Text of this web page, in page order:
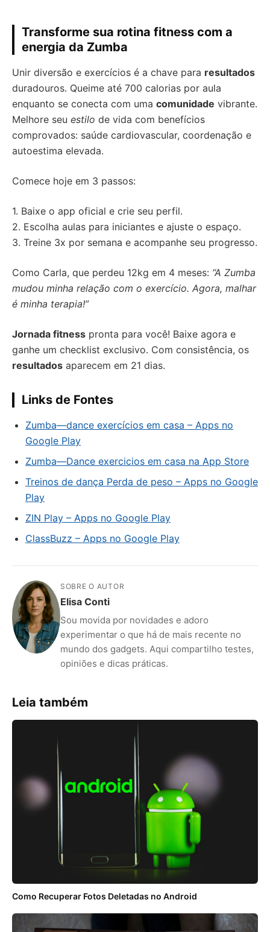
Transforme sua rotina fitness com a
energia da Zumba
Unir diversão e exercícios é a chave para resultados
duradouros. Queime até 700 calorias por aula
enquanto se conecta com uma comunidade vibrante.
Melhore seu estilo de vida com benefícios
comprovados: saúde cardiovascular, coordenação e
autoestima elevada.
Comece hoje em 3 passos:
1. Baixe o app oficial e crie seu perfil.
2. Escolha aulas para iniciantes e ajuste o espaço.
3. Treine 3x por semana e acompanhe seu progresso.
Como Carla, que perdeu 12kg em 4 meses: “A Zumba
mudou minha relação com o exercício. Agora, malhar
é minha terapia!”
Jornada fitness pronta para você! Baixe agora e
ganhe um checklist exclusivo. Com consistência, os
resultados aparecem em 21 dias.
Links de Fontes
Zumba—dance exercícios em casa – Apps no
Google Play
Zumba—Dance exercicios em casa na App Store
Treinos de dança Perda de peso – Apps no Google
Play
ZIN Play – Apps no Google Play
ClassBuzz – Apps no Google Play
SOBRE O AUTOR
Elisa Conti
Sou movida por novidades e adoro
experimentar o que há de mais recente no
mundo dos gadgets. Aqui compartilho testes,
opiniões e dicas práticas.
Leia também
Como Recuperar Fotos Deletadas no Android